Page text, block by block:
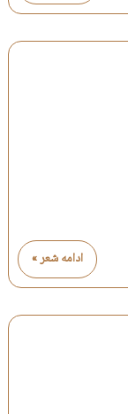
ادامه شعر »